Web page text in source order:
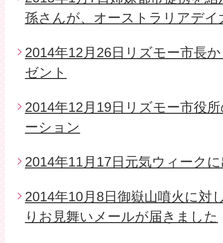
孫さんが、オーストラリアデ
2014年12月26日リズモー市長
ゼント
2014年12月19日リズモー市役
ーション
2014年11月17日元気ウィーク
2014年10月8日御嶽山噴火に対
りお見舞いメールが届きました